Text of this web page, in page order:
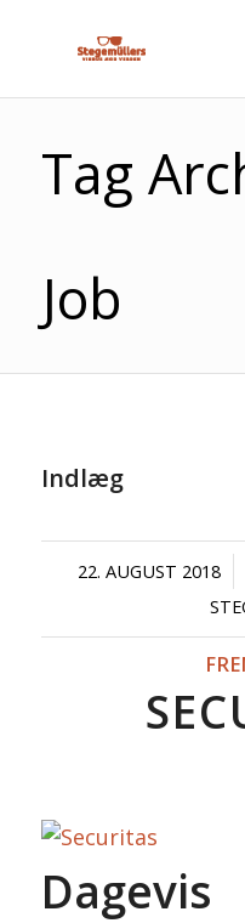
Tag
Job
Indlæg
22. AUGUST 2018
/
Dagevis